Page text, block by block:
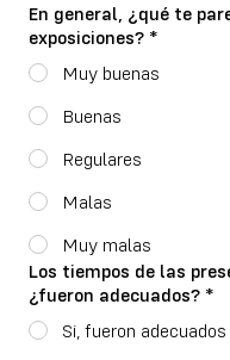
En general, ¿qué te
exposiciones? *
Muy buenas
Buenas
Regulares
Malas
Muy malas
Los tiempos de las
¿fueron adecuados? *
Si, fueron adecuados